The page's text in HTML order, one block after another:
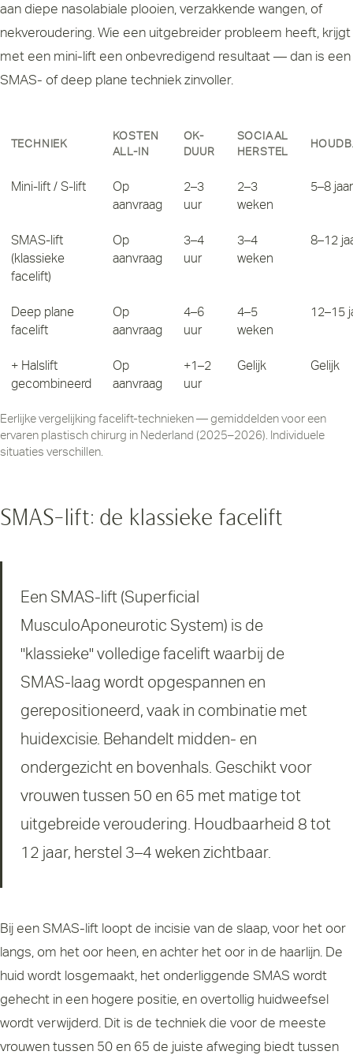
aan diepe nasolabiale plooien, verzakkende wangen, of
nekveroudering. Wie een uitgebreider probleem heeft, krijgt
met een mini-lift een onbevredigend resultaat — dan is een
SMAS- of deep plane techniek zinvoller.
TECHNIEK
KOSTEN
ALL-IN
OK-
DUUR
SOCIAAL
HERSTEL
Mini-lift / S-lift
Op
aanvraag
2–3
uur
2–3
weken
5–8 jaar
SMAS-lift
(klassieke
facelift)
Op
aanvraag
3–4
uur
3–4
weken
8–12
Deep plane
facelift
Op
aanvraag
4–6
uur
4–5
weken
12–15
+ Halslift
gecombineerd
Op
aanvraag
+1–2
uur
Gelijk Gelijk
Eerlijke vergelijking facelift-technieken — gemiddelden voor een
ervaren plastisch chirurg in Nederland (2025–2026). Individuele
situaties verschillen.
SMAS-lift: de klassieke facelift
Een SMAS-lift (Superficial
MusculoAponeurotic System) is de
"klassieke" volledige facelift waarbij de
SMAS-laag wordt opgespannen en
gerepositioneerd, vaak in combinatie met
huidexcisie. Behandelt midden- en
ondergezicht en bovenhals. Geschikt voor
vrouwen tussen 50 en 65 met matige tot
uitgebreide veroudering. Houdbaarheid 8 tot
12 jaar, herstel 3–4 weken zichtbaar.
Bij een SMAS-lift loopt de incisie van de slaap, voor het oor
langs, om het oor heen, en achter het oor in de haarlijn. De
huid wordt losgemaakt, het onderliggende SMAS wordt
gehecht in een hogere positie, en overtollig huidweefsel
wordt verwijderd. Dit is de techniek die voor de meeste
vrouwen tussen 50 en 65 de juiste afweging biedt tussen